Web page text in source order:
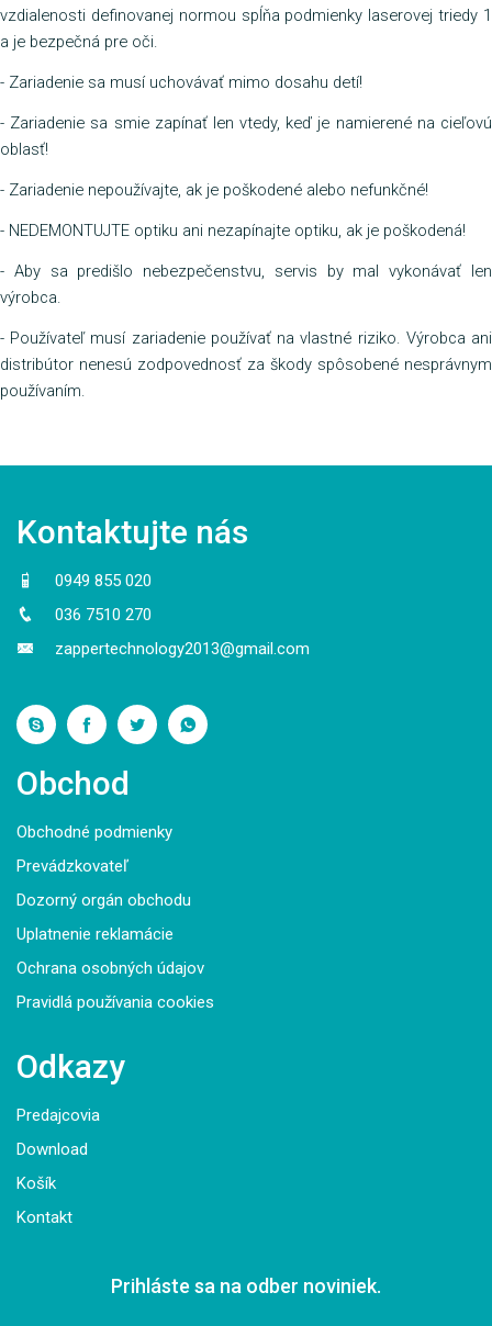
vzdialenosti definovanej normou spĺňa podmienky laserovej triedy 1
a je bezpečná pre oči.
- Zariadenie sa musí uchovávať mimo dosahu detí!
- Zariadenie sa smie zapínať len vtedy, keď je namierené na cieľovú
oblasť!
- Zariadenie nepoužívajte, ak je poškodené alebo nefunkčné!
- NEDEMONTUJTE optiku ani nezapínajte optiku, ak je poškodená!
- Aby sa predišlo nebezpečenstvu, servis by mal vykonávať len
výrobca.
- Používateľ musí zariadenie používať na vlastné riziko. Výrobca ani
distribútor nenesú zodpovednosť za škody spôsobené nesprávnym
používaním.
Kontaktujte nás
0949 855 020
036 7510 270
zappertechnology2013@gmail.com
Obchod
Obchodné podmienky
Prevádzkovateľ
Dozorný orgán obchodu
Uplatnenie reklamácie
Ochrana osobných údajov
Pravidlá používania cookies
Odkazy
Predajcovia
Download
Košík
Kontakt
Prihláste sa na odber noviniek.